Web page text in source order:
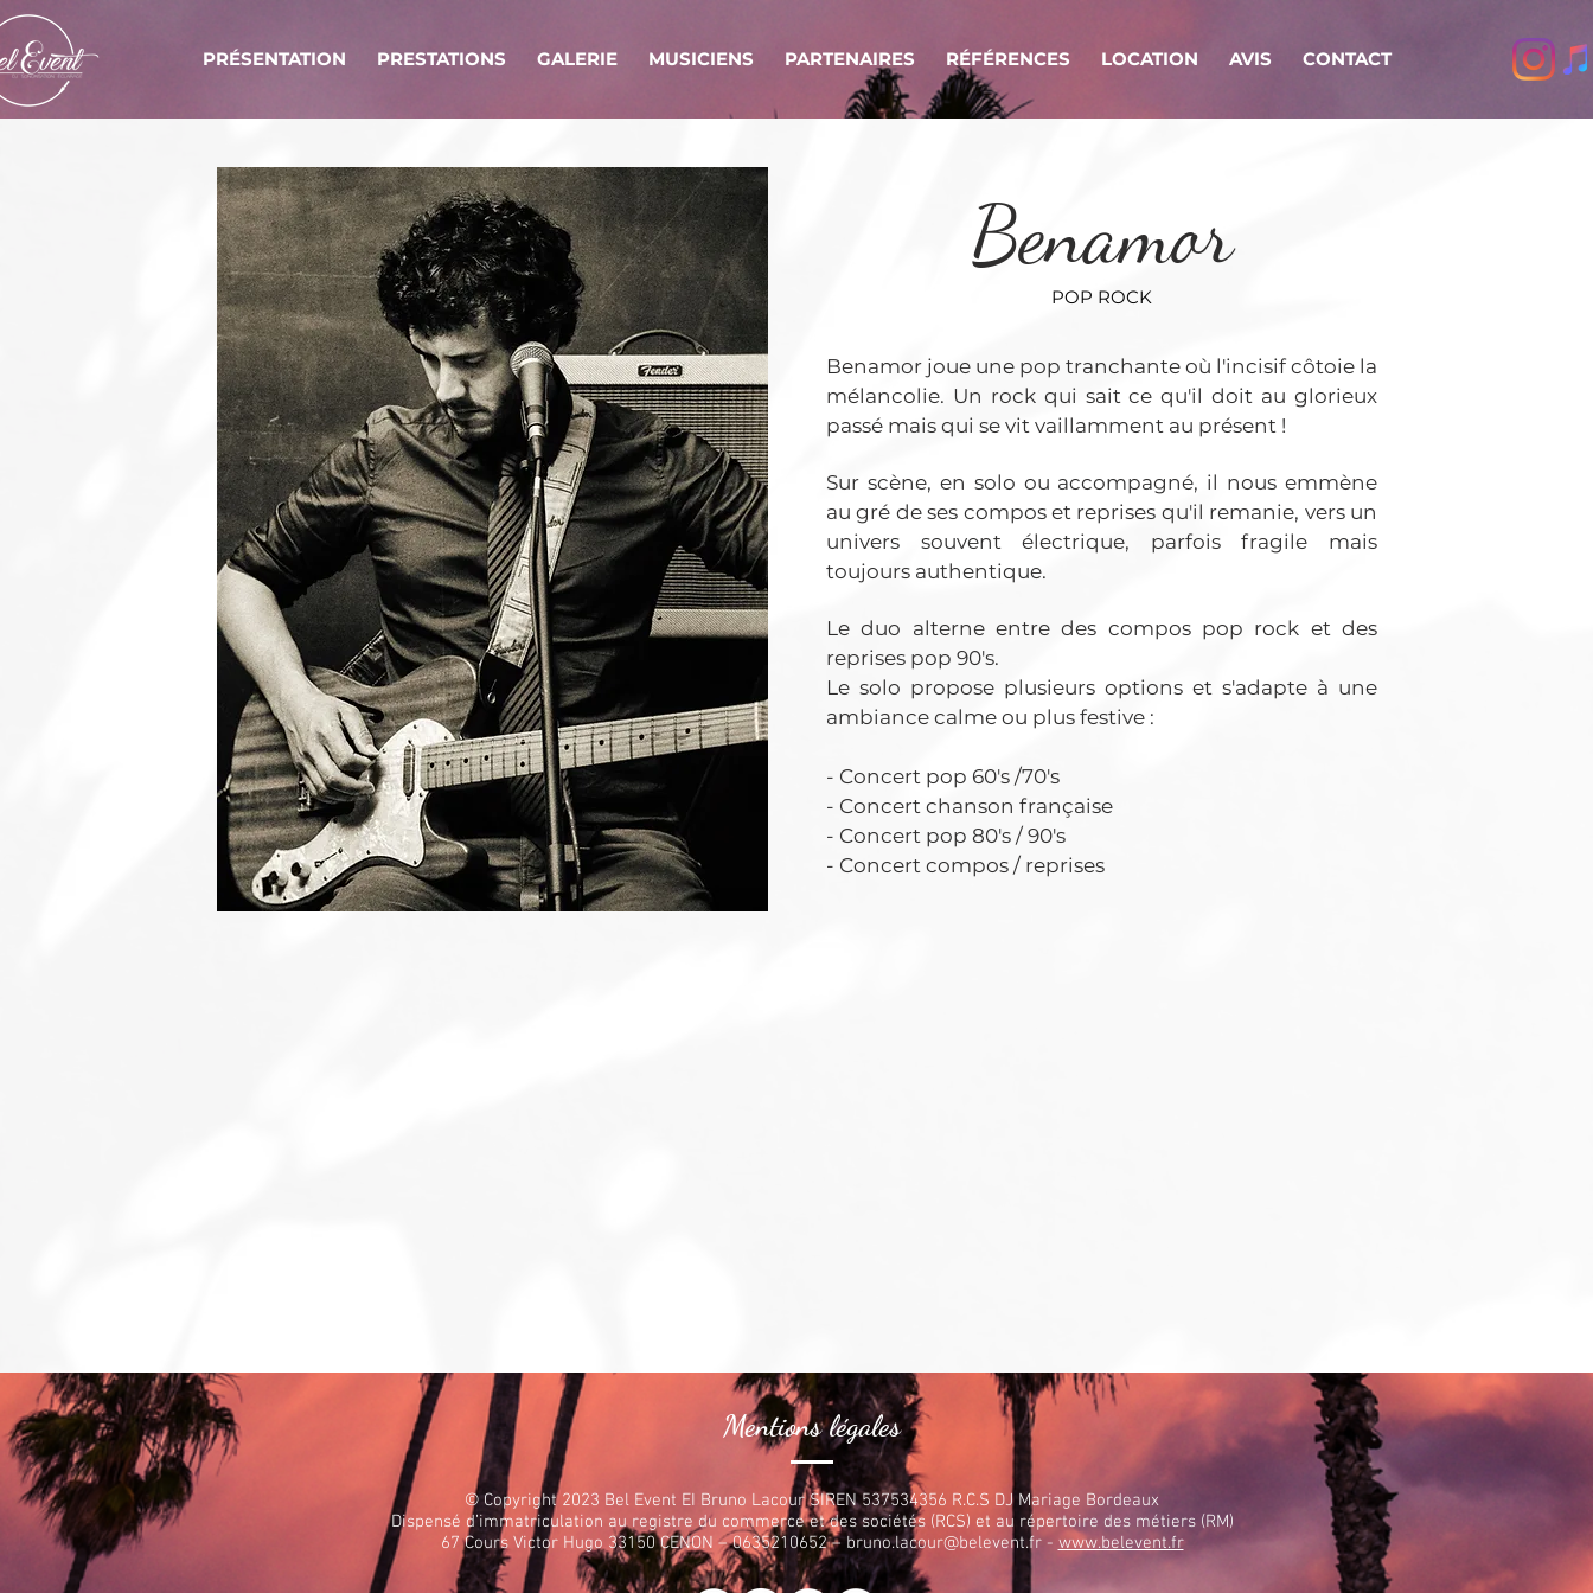
PRÉSENTATION PRESTATIONS GALERIE MUSICIENS PARTENAIRES RÉFÉRENCES LOCATION AVIS CONTACT
Benamor
POP ROCK
Benamor joue une pop tranchante où l'incisif côtoie la
mélancolie. Un rock qui sait ce qu'il doit au glorieux
passé mais qui se vit vaillamment au présent !
Sur scène, en solo ou accompagné, il nous emmène
au gré de ses compos et reprises qu'il remanie, vers un
univers souvent électrique, parfois fragile mais
toujours authentique.
Le duo alterne entre des compos pop rock et des
reprises pop 90's.
Le solo propose plusieurs options et s'adapte à une
ambiance calme ou plus festive :
- Concert pop 60's /70's
- Concert chanson française
- Concert pop 80's / 90's
- Concert compos / reprises
Mentions légales
© Copyright 2023 Bel Event EI Bruno Lacour SIREN 537534356 R.C.S DJ Mariage Bordeaux
Dispensé d’immatriculation au registre du commerce et des sociétés (RCS) et au répertoire des métiers (RM)
67 Cours Victor Hugo 33150 CENON – 0635210652 –bruno.lacour@belevent.fr- www.belevent.fr